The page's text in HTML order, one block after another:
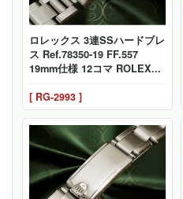
ロレックス 3連SSハードブレ
ス Ref.78350-19 FF.557
19mm仕様 12コマ ROLEX...
[ RG-2993 ]